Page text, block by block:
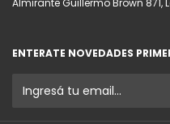
Almirante Guillermo Brown 871,
ENTERATE NOVEDADES